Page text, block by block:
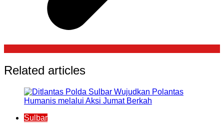
Related articles
Sulbar